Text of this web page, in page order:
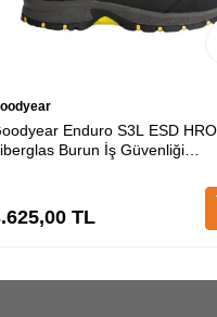
Enduro S3L ESD HRO
Burun İş Güvenliği
TL